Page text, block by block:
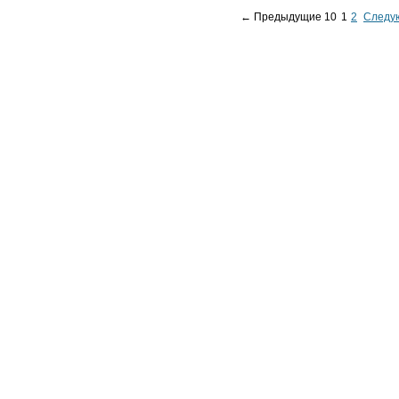
← Предыдущие 10 1 2